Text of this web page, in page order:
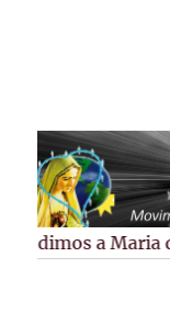
Pedimos a